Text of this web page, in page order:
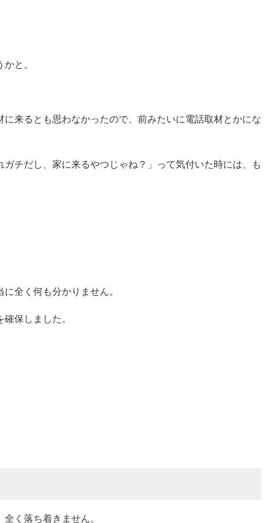
と。
に来るとも思わなかったので、前みたいに電話取材とかにな
チだし、家に来るやつじゃね？」って気付いた時には、も
全く何も分かりません。
保しました。
く落ち着きません。